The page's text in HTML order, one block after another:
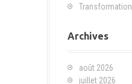
Transformation
Archives
août 2026
juillet 2026